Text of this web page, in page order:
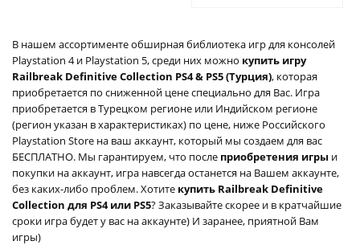
В нашем ассортименте обширная библиотека игр для консолей
Playstation 4 и Playstation 5, среди них можно купить игру
Railbreak Definitive Collection PS4 & PS5 (Турция), которая
приобретается по сниженной цене специально для Вас. Игра
приобретается в Турецком регионе или Индийском регионе
(регион указан в характеристиках) по цене, ниже Российского
Playstation Store на ваш аккаунт, который мы создаем для вас
БЕСПЛАТНО. Мы гарантируем, что после приобретения игры и
покупки на аккаунт, игра навсегда останется на Вашем аккаунте,
без каких-либо проблем. Хотите купить Railbreak Definitive
Collection для PS4 или PS5? Заказывайте скорее и в кратчайшие
сроки игра будет у вас на аккаунте) И заранее, приятной Вам
игры)